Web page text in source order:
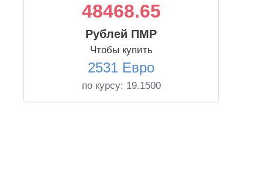
48468.65
Рублей ПМР
Чтобы купить
2531 Евро
по курсу: 19.1500